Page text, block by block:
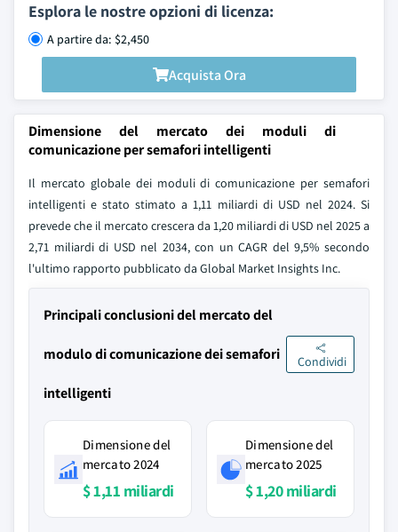
Esplora le nostre opzioni di licenza:
A partire da: $2,450
Acquista Ora
Dimensione del mercato dei moduli di
comunicazione per semafori intelligenti
Il mercato globale dei moduli di comunicazione per semafori
intelligenti e stato stimato a 1,11 miliardi di USD nel 2024. Si
prevede che il mercato crescera da 1,20 miliardi di USD nel 2025 a
2,71 miliardi di USD nel 2034, con un CAGR del 9,5% secondo
l'ultimo rapporto pubblicato da Global Market Insights Inc.
Principali conclusioni del mercato del
modulo di comunicazione dei semafori
intelligenti
Condividi
Dimensione del
mercato 2024
$ 1,11 miliardi
Dimensione del
mercato 2025
$ 1,20 miliardi